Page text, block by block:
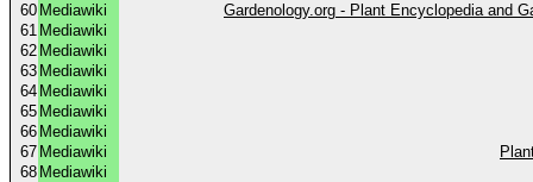
60 Mediawiki
Gardenology.org - Plant Encyclopedia and
61 Mediawiki
62 Mediawiki
63 Mediawiki
64 Mediawiki
65 Mediawiki
66 Mediawiki
67 Mediawiki
68 Mediawiki